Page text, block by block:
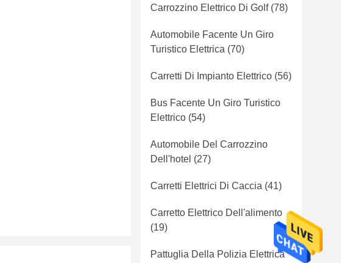
Carrozzino Elettrico Di Golf(78)
Automobile Facente Un Giro
Turistico Elettrica (70)
Carretti Di Impianto Elettrico (56)
Bus Facente Un Giro Turistico
Elettrico (54)
Automobile Del Carrozzino
Dell'hotel (27)
Carretti Elettrici Di Caccia (41)
Carretto Elettrico Dell'alimento
(19)
Pattuglia Della Polizia Elettrica